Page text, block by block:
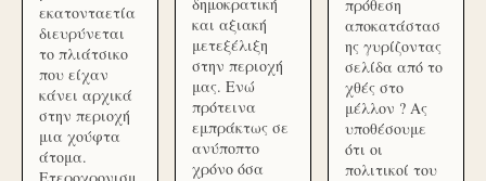
εκατονταετία
διευρύνεται
το πλιάτσικο
που είχαν
κάνει αρχικά
στην περιοχή
μια χούφτα
άτομα.
και αξιακή
μετεξέλιξη
στην περιοχή
μας. Ενώ
πρότεινα
εμπράκτως σε
ανύποπτο
χρόνο όσα
πρόθεση
αποκατάστασ
ης γυρίζοντας
σελίδα από το
χθές στο
μέλλον ? Ας
υποθέσουμε
ότι οι
πολιτικοί του